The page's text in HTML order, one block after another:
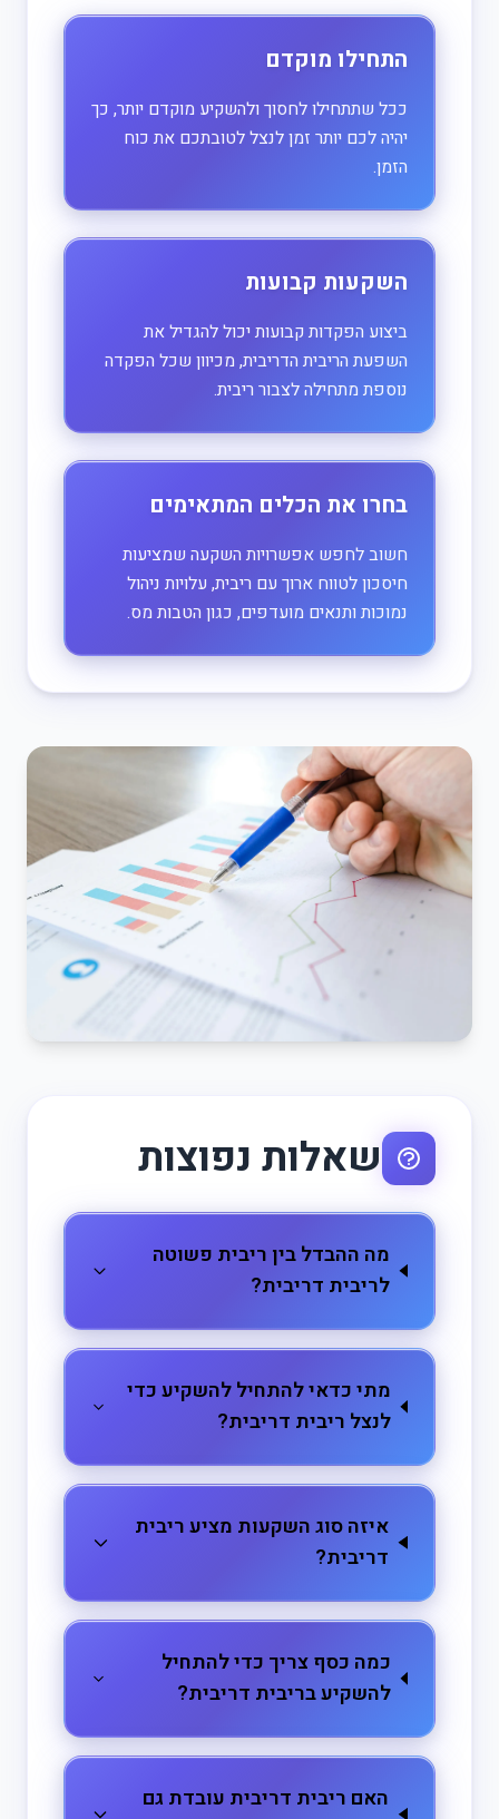
התחילו מוקדם
ככל שתתחילו לחסוך ולהשקיע מוקדם יותר, כך
יהיה לכם יותר זמן לנצל לטובתכם את כוח
הזמן.
השקעות קבועות
ביצוע הפקדות קבועות יכול להגדיל את
השפעת הריבית הדריבית, מכיוון שכל הפקדה
נוספת מתחילה לצבור ריבית.
בחרו את הכלים המתאימים
חשוב לחפש אפשרויות השקעה שמציעות
חיסכון לטווח ארוך עם ריבית, עלויות ניהול
נמוכות ותנאים מועדפים, כגון הטבות מס.
שאלות נפוצות
מה ההבדל בין ריבית פשוטה
לריבית דריבית?
מתי כדאי להתחיל להשקיע כדי
לנצל ריבית דריבית?
איזה סוג השקעות מציע ריבית
דריבית?
כמה כסף צריך כדי להתחיל
להשקיע בריבית דריבית?
האם ריבית דריבית עובדת גם